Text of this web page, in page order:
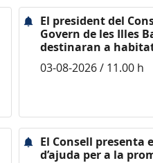
El president del
Govern de les Illes
destinaran a
03-08-2026 / 11.00 h
El Consell presenta
d’ajuda per a la